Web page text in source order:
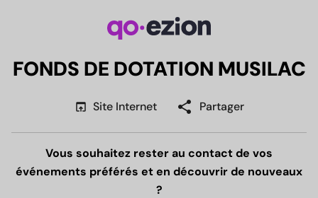
FONDS DE DOTATION MUSILAC
open_in_browser Site Internet share Partager
Vous souhaitez rester au contact de vos
événements préférés et en découvrir de nouveaux
?